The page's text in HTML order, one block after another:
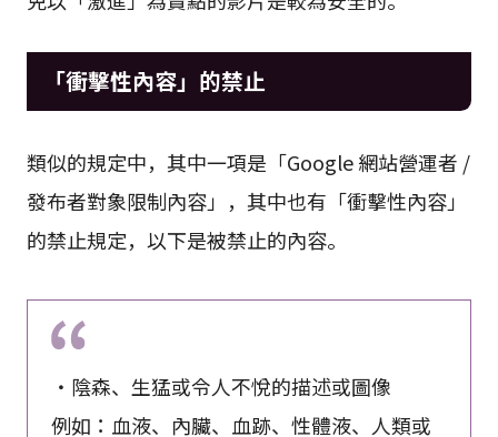
「衝擊性內容」的禁止
類似的規定中，其中一項是「Google 網站營運者 /
發布者對象限制內容」，其中也有「衝擊性內容」
的禁止規定，以下是被禁止的內容。
・陰森、生猛或令人不悅的描述或圖像
例如：血液、內臟、血跡、性體液、人類或